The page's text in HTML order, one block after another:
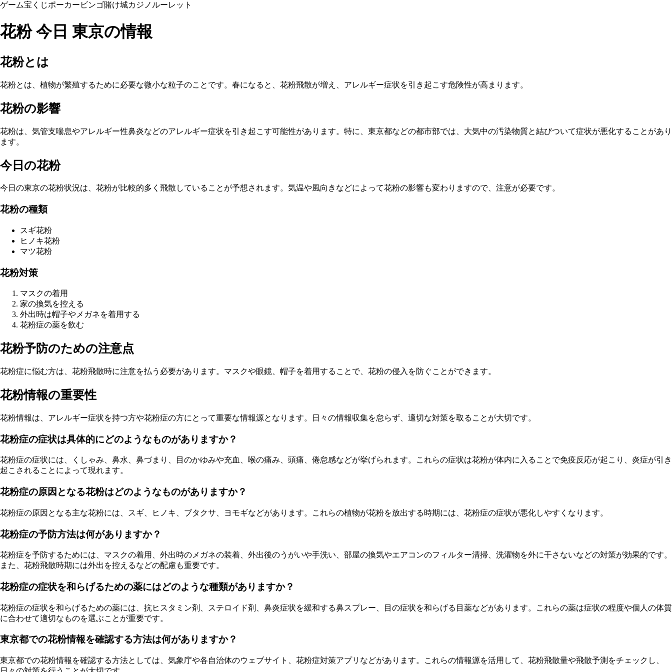
ゲーム宝くじポーカー ビンゴ賭け城カジノ ルーレット
花粉 今日 東京の情報
花粉とは
花粉とは、植物が繁殖するために必要な微小な粒子のことです。春になると、花粉飛散が増え、アレルギー症状を引き起こす危険性が高まります。
花粉の影響
花粉は、気管支喘息やアレルギー性鼻炎などのアレルギー症状を引き起こす可能性があります。特に、東京都などの都市部では、大気中の汚染物質と結びついて症状が悪化することがあり
ます。
今日の花粉
今日の東京の花粉状況は、花粉が比較的多く飛散していることが予想されます。気温や風向きなどによって花粉の影響も変わりますので、注意が必要です。
花粉の種類
スギ花粉
ヒノキ花粉
マツ花粉
花粉対策
マスクの着用
家の換気を控える
外出時は帽子やメガネを着用する
花粉症の薬を飲む
花粉予防のための注意点
花粉症に悩む方は、花粉飛散時に注意を払う必要があります。マスクや眼鏡、帽子を着用することで、花粉の侵入を防ぐことができます。
花粉情報の重要性
花粉情報は、アレルギー症状を持つ方や花粉症の方にとって重要な情報源となります。日々の情報収集を怠らず、適切な対策を取ることが大切です。
花粉症の症状は具体的にどのようなものがありますか？
花粉症の症状には、くしゃみ、鼻水、鼻づまり、目のかゆみや充血、喉の痛み、頭痛、倦怠感などが挙げられます。これらの症状は花粉が体内に入ることで免疫反応が起こり、炎症が引き
起こされることによって現れます。
花粉症の原因となる花粉はどのようなものがありますか？
花粉症の原因となる主な花粉には、スギ、ヒノキ、ブタクサ、ヨモギなどがあります。これらの植物が花粉を放出する時期には、花粉症の症状が悪化しやすくなります。
花粉症の予防方法は何がありますか？
花粉症を予防するためには、マスクの着用、外出時のメガネの装着、外出後のうがいや手洗い、部屋の換気やエアコンのフィルター清掃、洗濯物を外に干さないなどの対策が効果的です。
また、花粉飛散時期には外出を控えるなどの配慮も重要です。
花粉症の症状を和らげるための薬にはどのような種類がありますか？
花粉症の症状を和らげるための薬には、抗ヒスタミン剤、ステロイド剤、鼻炎症状を緩和する鼻スプレー、目の症状を和らげる目薬などがあります。これらの薬は症状の程度や個人の体質
に合わせて適切なものを選ぶことが重要です。
東京都での花粉情報を確認する方法は何がありますか？
東京都での花粉情報を確認する方法としては、気象庁や各自治体のウェブサイト、花粉症対策アプリなどがあります。これらの情報源を活用して、花粉飛散量や飛散予測をチェックし、